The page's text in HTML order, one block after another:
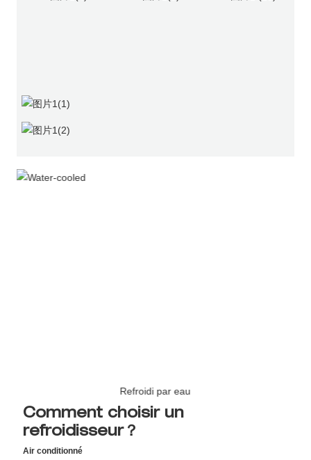
Comment choisir un
refroidisseur？
Air conditionné
Refroidi par eau